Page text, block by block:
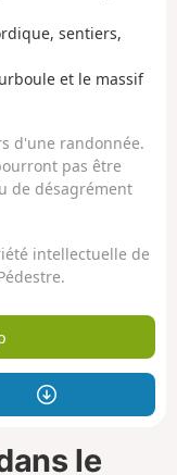
sentiers,
et le massif
d'une randonnée.
pas être
de désagrément
intellectuelle de
le